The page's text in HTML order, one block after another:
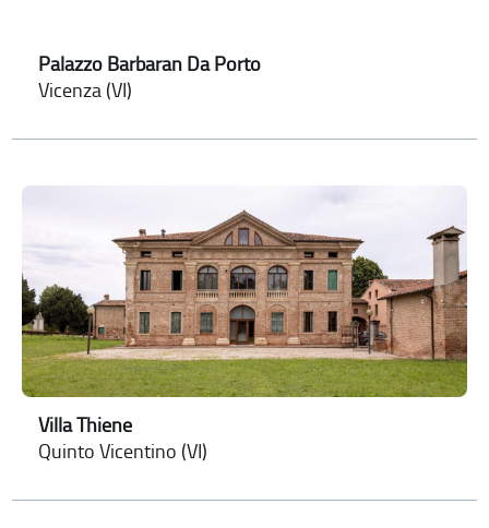
Palazzo Barbaran Da Porto
Vicenza (VI)
Villa Thiene
Quinto Vicentino (VI)